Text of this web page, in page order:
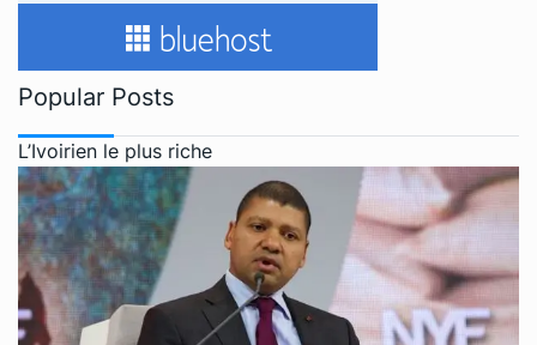
Popular Posts
L’Ivoirien le plus riche